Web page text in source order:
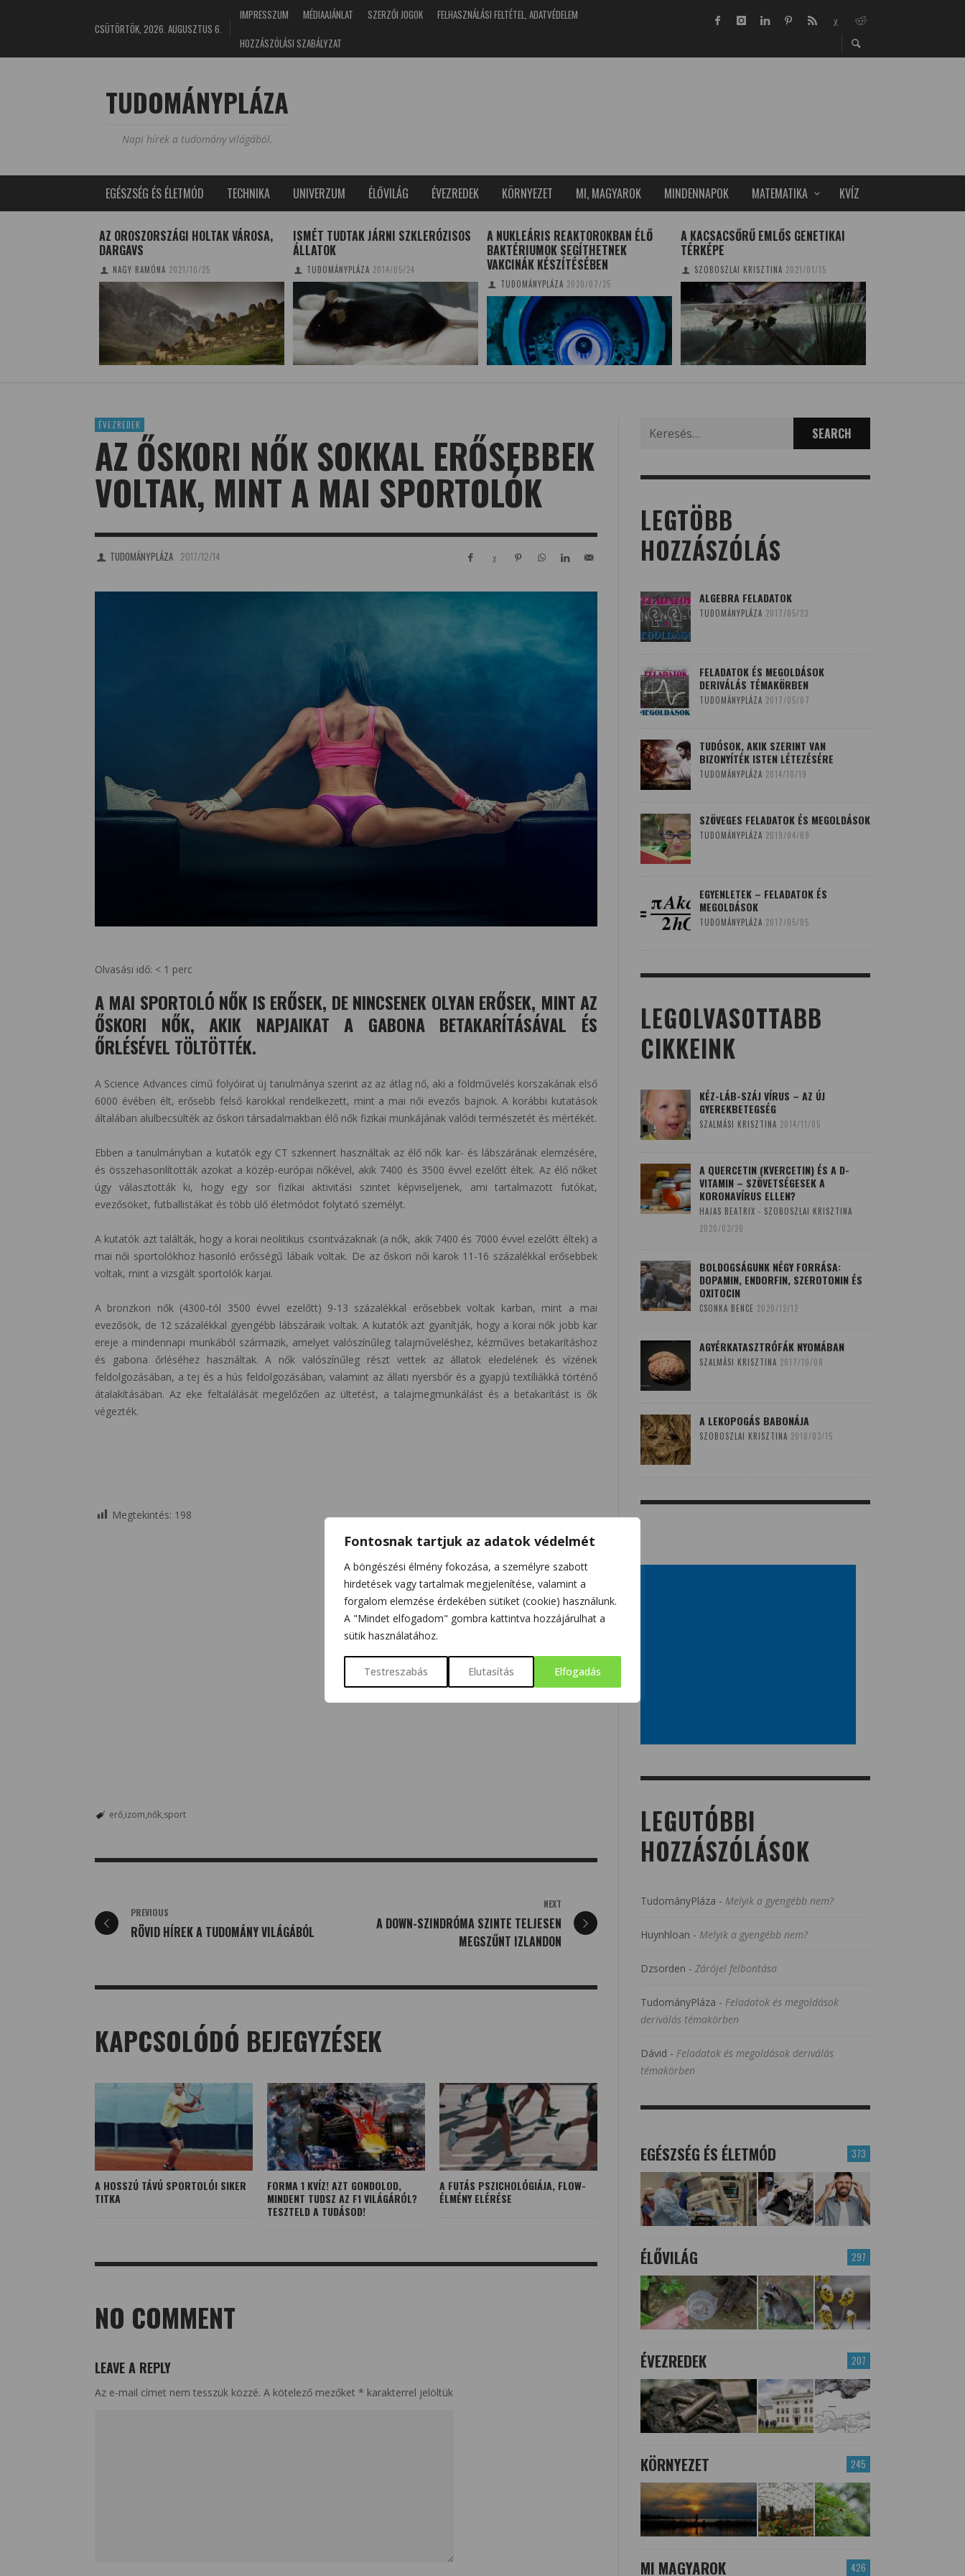
Fontosnak tartjuk az adatok védelmét
A böngészési élmény fokozása, a személyre szabott
hirdetések vagy tartalmak megjelenítése, valamint a
forgalom elemzése érdekében sütiket (cookie) használunk.
A "Mindet elfogadom" gombra kattintva hozzájárulhat a
sütik használatához.
Testreszabás Elutasítás Elfogadás
CSÜTÖRTÖK, 2026. AUGUSZTUS 6.
IMPRESSZUM MÉDIAAJÁNLAT SZERZŐI JOGOK
FELHASZNÁLÁSI FELTÉTEL, ADATVÉDELEM
HOZZÁSZÓLÁSI SZABÁLYZAT
TUDOMÁNYPLÁZA
Napi hírek a tudomány világából.
EGÉSZSÉG ÉS ÉLETMÓD TECHNIKA UNIVERZUM ÉLŐVILÁG ÉVEZREDEK KÖRNYEZET MI, MAGYAROK MINDENNAPOK MATEMATIKA KVÍZ
AZ OROSZORSZÁGI HOLTAK VÁROSA,
DARGAVS
NAGY RAMÓNA 2021/10/25
ISMÉT TUDTAK JÁRNI SZKLERÓZISOS
ÁLLATOK
TUDOMÁNYPLÁZA 2014/05/24
A NUKLEÁRIS REAKTOROKBAN ÉLŐ
BAKTÉRIUMOK SEGÍTHETNEK
VAKCINÁK KÉSZÍTÉSÉBEN
TUDOMÁNYPLÁZA 2020/07/25
A KACSACSŐRŰ EMLŐS GENETIKAI
TÉRKÉPE
SZOBOSZLAI KRISZTINA 2021/01/15
ÉVEZREDEK
AZ ŐSKORI NŐK SOKKAL ERŐSEBBEK
VOLTAK, MINT A MAI SPORTOLÓK
TUDOMÁNYPLÁZA 2017/12/14
Olvasási idő: < 1 perc
A MAI SPORTOLÓ NŐK IS ERŐSEK, DE NINCSENEK OLYAN ERŐSEK, MINT AZ
ŐSKORI NŐK, AKIK NAPJAIKAT A GABONA BETAKARÍTÁSÁVAL ÉS
ŐRLÉSÉVEL TÖLTÖTTÉK.
A Science Advances című folyóirat új tanulmánya szerint az az átlag nő, aki a földművelés korszakának első
6000 évében élt, erősebb felső karokkal rendelkezett, mint a mai női evezős bajnok. A korábbi kutatások
általában alulbecsülték az őskori társadalmakban élő nők fizikai munkájának valódi természetét és mértékét.
Ebben a tanulmányban a kutatók egy CT szkennert használtak az élő nők kar- és lábszárának elemzésére,
és összehasonlították azokat a közép-európai nőkével, akik 7400 és 3500 évvel ezelőtt éltek. Az élő nőket
úgy választották ki, hogy egy sor fizikai aktivitási szintet képviseljenek, ami tartalmazott futókat,
evezősöket, futballistákat és több ülő életmódot folytató személyt.
A kutatók azt találták, hogy a korai neolitikus csontvázaknak (a nők, akik 7400 és 7000 évvel ezelőtt éltek) a
mai női sportolókhoz hasonló erősségű lábaik voltak. De az őskori női karok 11-16 százalékkal erősebbek
voltak, mint a vizsgált sportolók karjai.
A bronzkori nők (4300-tól 3500 évvel ezelőtt) 9-13 százalékkal erősebbek voltak karban, mint a mai
evezősök, de 12 százalékkal gyengébb lábszáraik voltak. A kutatók azt gyanítják, hogy a korai nők jobb kar
ereje a mindennapi munkából származik, amelyet valószínűleg talajműveléshez, kézműves betakarításhoz
és gabona őrléséhez használtak. A nők valószínűleg részt vettek az állatok eledelének és vízének
feldolgozásában, a tej és a hús feldolgozásában, valamint az állati nyersbőr és a gyapjú textíliákká történő
átalakításában. Az eke feltalálását megelőzően az ültetést, a talajmegmunkálást és a betakarítást is ők
végezték.
Megtekintés: 198
erő izom nők sport
PREVIOUS
RÖVID HÍREK A TUDOMÁNY VILÁGÁBÓL
NEXT
A DOWN-SZINDRÓMA SZINTE TELJESEN
MEGSZŰNT IZLANDON
KAPCSOLÓDÓ BEJEGYZÉSEK
A HOSSZÚ TÁVÚ SPORTOLÓI SIKER
TITKA
FORMA 1 KVÍZ! AZT GONDOLOD,
MINDENT TUDSZ AZ F1 VILÁGÁRÓL?
TESZTELD A TUDÁSOD!
A FUTÁS PSZICHOLÓGIÁJA, FLOW-
ÉLMÉNY ELÉRÉSE
NO COMMENT
LEAVE A REPLY
Az e-mail címet nem tesszük közzé. A kötelező mezőket * karakterrel jelöltük
for:
LEGTÖBB
HOZZÁSZÓLÁS
ALGEBRA FELADATOK
TUDOMÁNYPLÁZA 2017/05/23
FELADATOK ÉS MEGOLDÁSOK
DERIVÁLÁS TÉMAKÖRBEN
TUDOMÁNYPLÁZA 2017/05/07
TUDÓSOK, AKIK SZERINT VAN
BIZONYÍTÉK ISTEN LÉTEZÉSÉRE
TUDOMÁNYPLÁZA 2014/10/19
SZÖVEGES FELADATOK ÉS MEGOLDÁSOK
TUDOMÁNYPLÁZA 2019/04/09
EGYENLETEK – FELADATOK ÉS
MEGOLDÁSOK
TUDOMÁNYPLÁZA 2017/05/05
LEGOLVASOTTABB
CIKKEINK
KÉZ-LÁB-SZÁJ VÍRUS – AZ ÚJ
GYEREKBETEGSÉG
SZALMÁSI KRISZTINA 2014/11/05
A QUERCETIN (KVERCETIN) ÉS A D-
VITAMIN – SZÖVETSÉGESEK A
KORONAVÍRUS ELLEN?
HAJAS BEATRIX - SZOBOSZLAI KRISZTINA
2020/03/20
BOLDOGSÁGUNK NÉGY FORRÁSA:
DOPAMIN, ENDORFIN, SZEROTONIN ÉS
OXITOCIN
CSONKA BENCE 2020/12/12
AGYÉRKATASZTRÓFÁK NYOMÁBAN
SZALMÁSI KRISZTINA 2017/10/08
A LEKOPOGÁS BABONÁJA
SZOBOSZLAI KRISZTINA 2018/03/15
LEGUTÓBBI
HOZZÁSZÓLÁSOK
TudományPláza - Melyik a gyengébb nem?
Huynhloan - Melyik a gyengébb nem?
Dzsorden - Zárójel felbontása
TudományPláza - Feladatok és megoldások
deriválás témakörben
Dávid - Feladatok és megoldások deriválás
témakörben
373
EGÉSZSÉG ÉS ÉLETMÓD
297
ÉLŐVILÁG
207
ÉVEZREDEK
245
KÖRNYEZET
426
MI MAGYAROK